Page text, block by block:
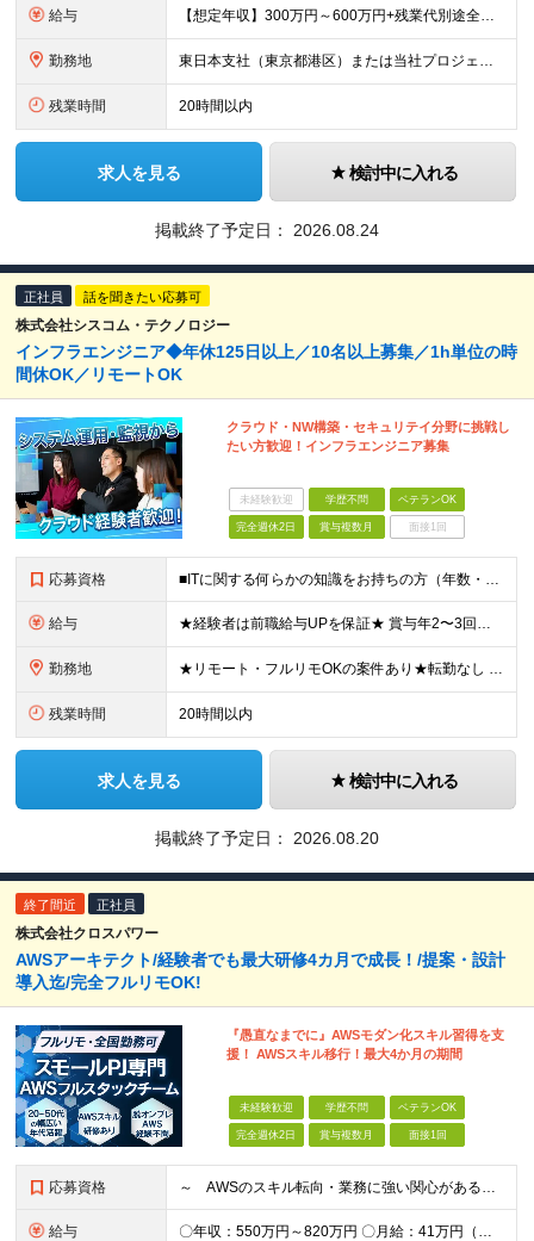
給与 【想定年収】300万円～600万円+残業代別途全額支給+賞与年2回他 月給22万円～ ※みなし残業ではございません。残業代別途全額支給です。 (働かれた分は全額支給させて頂きます。) ※
勤務地 東日本支社（東京都港区）または当社プロジェクト先 ※UIターン歓迎 ＜配属先について＞ 東日本支社には約70名のエンジニアが在籍。 20代～40代まで幅広い年代が活躍しています。 女性エンジニアも
残業時間 20時間以内
求人を見る 検討中に入れる
掲載終了予定日： 2026.08.24
正社員 話を聞きたい応募可
株式会社シスコム・テクノロジー
インフラエンジニア◆年休125日以上／10名以上募集／1h単位の時
間休OK／リモートOK
クラウド・NW構築・セキュリテイ分野に挑戦し
たい方歓迎！インフラエンジニア募集
未経験歓迎 学歴不問 ベテランOK
完全週休2日 賞与複数月 面接1回
応募資格 ■ITに関する何らかの知識をお持ちの方（年数・言語・業界・規模・フェーズ不問） ┗独学やスクールでIT技術・プログラミングなどを学んだことがある方は歓迎です！ ※学歴不問 【以下のような方をお待ちし
給与 ★経験者は前職給与UPを保証★ 賞与年2〜3回／残業代全額支給／子ども手当（月1万円）／誕生日手当（年1回1万円） 明確な評価基準で、月給アップも目指しやすい環境！ 一度の査定で月給が数万円上がる社員
勤務地 ★リモート・フルリモOKの案件あり★転勤なし 東京都内及び都内近郊（神奈川、千葉、埼玉）のプロジェクト先 ※勤務地はご希望を考慮の上決定 本社：東京都豊島区東池袋1-25-6 PMO池袋11階 ※
残業時間 20時間以内
求人を見る 検討中に入れる
掲載終了予定日： 2026.08.20
終了間近 正社員
株式会社クロスパワー
AWSアーキテクト/経験者でも最大研修4カ月で成長！/提案・設計
導入迄/完全フルリモOK!
『愚直なまでに』AWSモダン化スキル習得を支
援！ AWSスキル移行！最大4か月の期間
未経験歓迎 学歴不問 ベテランOK
完全週休2日 賞与複数月 面接1回
応募資格 ～ AWSのスキル転向・業務に強い関心がある方、仲間になりませんか？ ～ 【必須条件】 ・学歴不問 ・Webシステム構築経験がある方 ・インフラ、アーキテクチャーの理解、関心がある方 ◆賞与年2回
給与 〇年収：550万円～820万円 〇月給：41万円（固定残業100,898円含）～ 60万円（固定残業152,929円含）＋賞与＋資格手当 ※固定残業は45時間（当社の平均残業は8時間です）。 万が一